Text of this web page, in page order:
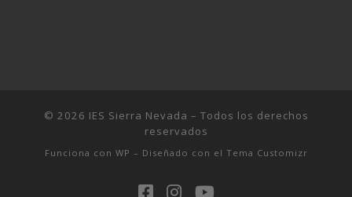
© 2026 IES Sierra Nevada – Todos los derechos
reservados
Funciona con WP – Diseñado con el Tema Customizr